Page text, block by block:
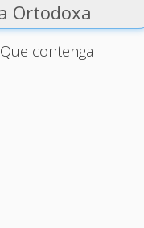
Que contenga